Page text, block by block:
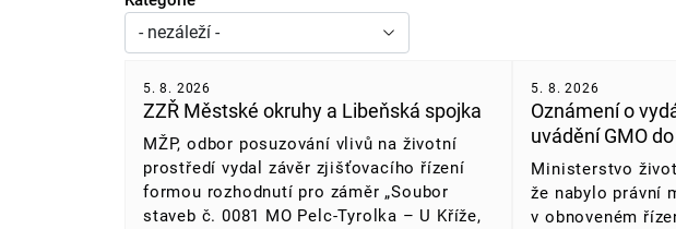
ZZŘ Městské okruhy a Libeňská spojka
MŽP, odbor posuzování vlivů na životní
prostředí vydal závěr zjišťovacího řízení
formou rozhodnutí pro záměr „Soubor
staveb č. 0081 MO Pelc-Tyrolka – U Kříže,
5. 8. 2026
Oznámení o
uvádění GMO
Ministerstvo
že nabylo právní
v obnoveném
5. 8. 2026